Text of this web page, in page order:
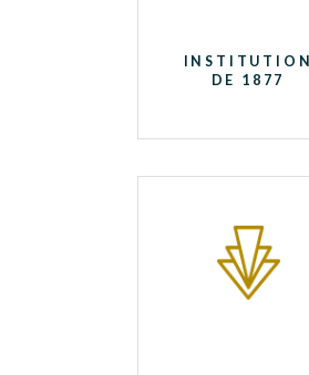
INSTITUTION
DE 1877